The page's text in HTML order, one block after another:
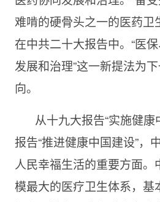
难啃的硬骨头之一的医药卫
在中共二十大报告中。“医
发展和治理”这一新提法为
向。
从十九大报告“实施健康
报告“推进健康中国建设”，
人民幸福生活的重要方面。
模最大的医疗卫生体系，基